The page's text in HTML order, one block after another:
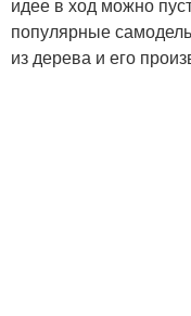
популярные
из дерева и его